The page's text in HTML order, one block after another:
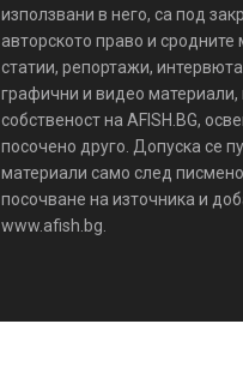
използвани в него, са под
авторското право и сродните
статии, репортажи,
графични и видео материали,
собственост на AFISH.BG,
посочено друго. Допуска се
материали само след писмено
посочване на източника и
www.afish.bg.